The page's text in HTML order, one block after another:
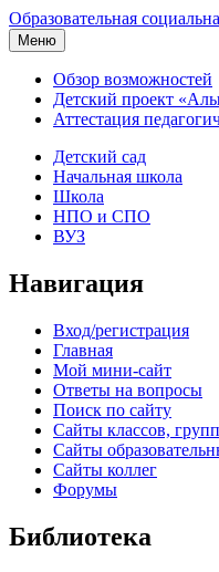
Образовательная
Меню
Обзор возможностей
Детский проект
Аттестация
Детский сад
Начальная школа
Школа
НПО и СПО
ВУЗ
Навигация
Вход/регистрация
Главная
Мой мини-сайт
Ответы на вопросы
Поиск по сайту
Сайты классов,
Сайты
Сайты коллег
Форумы
Библиотека